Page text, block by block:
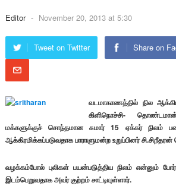
Editor - November 20, 2013 at 5:30
Tweet on Twitter Share on
வடமாகாணத்தில் நில
கிளிநொச்சி-
மக்களுக்குச் சொந்தமான சுமார் 15 ஏக்கர் நிலம்
ஆக்கிரமிக்கப்படுவதாக பாராளுமன்ற உறுப்பினர் சி.சிறீதரன்
வழக்கம்போல் புலிகள் பயன்படுத்திய நிலம் என்னும்
இடம்பெறுவதாக அவர் குற்றம் சாட்டியுள்ளார்.